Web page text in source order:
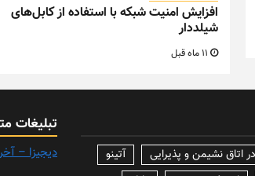
افزایش امنیت شبکه با استفاده از کابل‌های
شیلددار
آتینو
تبلیغات
دیجیزا –